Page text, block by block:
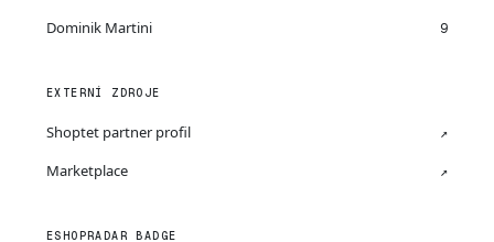
Dominik Martini 9
EXTERNÍ ZDROJE
Shoptet partner profil ↗
Marketplace ↗
ESHOPRADAR BADGE